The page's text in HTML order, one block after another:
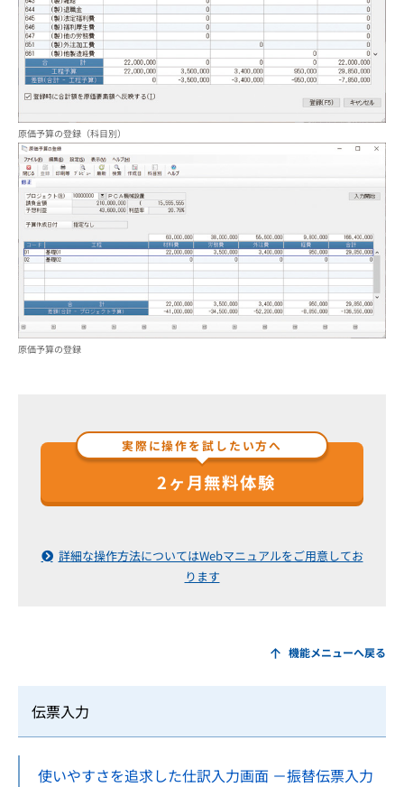
原価予算の登録（科目別）
原価予算の登録
実際に操作を試したい方へ
2ヶ月無料体験
詳細な操作方法についてはWebマニュアルをご用意してお
ります
機能メニューへ戻る
伝票入力
使いやすさを追求した仕訳入力画面 －振替伝票入力